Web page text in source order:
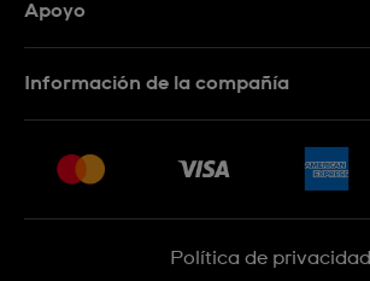
Apoyo
Información de la compañía
Empleo
Sitemap
Política de privacidad